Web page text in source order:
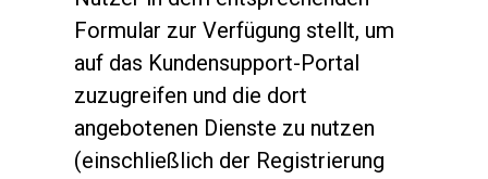
Formular zur Verfügung stellt, um
auf das Kundensupport-Portal
zuzugreifen und die dort
angebotenen Dienste zu nutzen
(einschließlich der Registrierung